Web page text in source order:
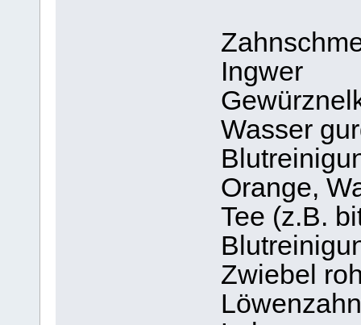
Ingwer
Wasser
Orange,
Tee (z.B.
Zwiebel